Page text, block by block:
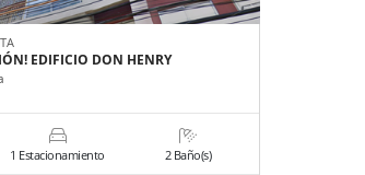
EDIFICIO DON HENRY
1 Estacionamiento 2 Baño(s)